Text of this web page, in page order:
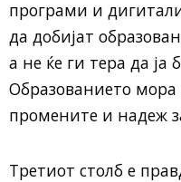
програми и
да добијат
а не ќе ги тера да
Образованието
промените и надеж
Третиот столб е